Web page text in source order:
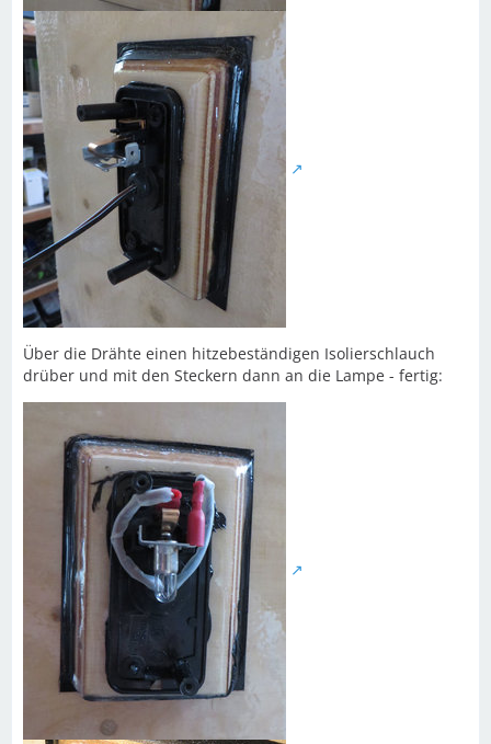
Über die Drähte einen hitzebeständigen Isolierschlauch
drüber und mit den Steckern dann an die Lampe - fertig: